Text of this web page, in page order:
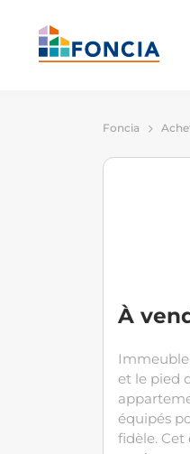
Foncia
À
et le pied
équipés
fidèle. Cet